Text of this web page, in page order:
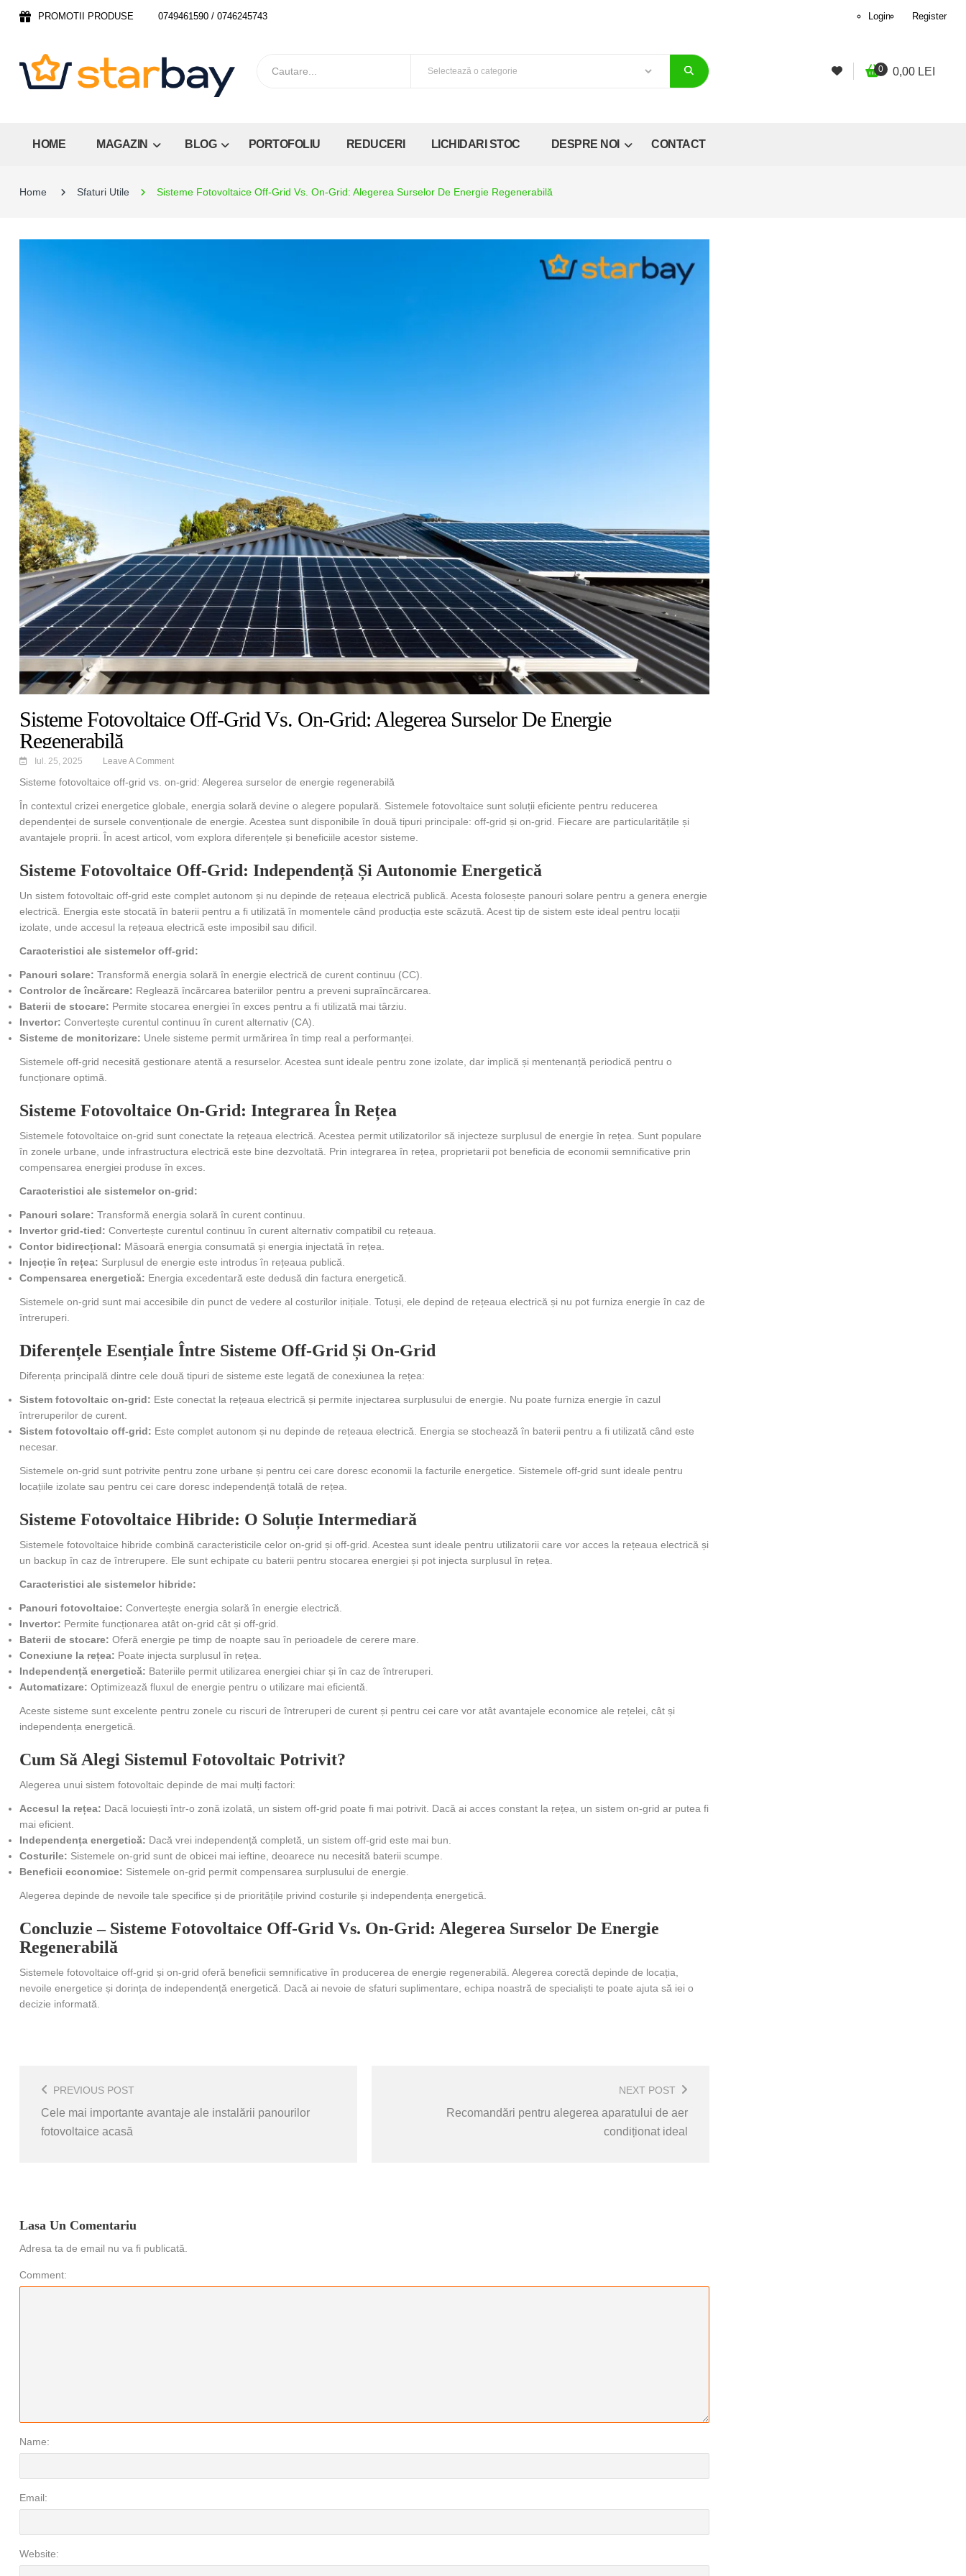
PROMOTII PRODUSE 0749461590 / 0746245743 Login Register
0 0,00 LEI
HOME MAGAZIN BLOG PORTOFOLIU REDUCERI LICHIDARI STOC DESPRE NOI CONTACT
Home Sfaturi Utile Sisteme Fotovoltaice Off-Grid Vs. On-Grid: Alegerea Surselor De Energie Regenerabilă
Sisteme Fotovoltaice Off-Grid Vs. On-Grid: Alegerea Surselor De Energie
Regenerabilă
Iul. 25, 2025 Leave A Comment
Sisteme fotovoltaice off-grid vs. on-grid: Alegerea surselor de energie regenerabilă
În contextul crizei energetice globale, energia solară devine o alegere populară. Sistemele fotovoltaice sunt soluții eficiente pentru reducerea
dependenței de sursele convenționale de energie. Acestea sunt disponibile în două tipuri principale: off-grid și on-grid. Fiecare are particularitățile și
avantajele proprii. În acest articol, vom explora diferențele și beneficiile acestor sisteme.
Sisteme Fotovoltaice Off-Grid: Independență Și Autonomie Energetică
Un sistem fotovoltaic off-grid este complet autonom și nu depinde de rețeaua electrică publică. Acesta folosește panouri solare pentru a genera energie
electrică. Energia este stocată în baterii pentru a fi utilizată în momentele când producția este scăzută. Acest tip de sistem este ideal pentru locații
izolate, unde accesul la rețeaua electrică este imposibil sau dificil.
Caracteristici ale sistemelor off-grid:
Panouri solare: Transformă energia solară în energie electrică de curent continuu (CC).
Controlor de încărcare: Reglează încărcarea bateriilor pentru a preveni supraîncărcarea.
Baterii de stocare: Permite stocarea energiei în exces pentru a fi utilizată mai târziu.
Invertor: Convertește curentul continuu în curent alternativ (CA).
Sisteme de monitorizare: Unele sisteme permit urmărirea în timp real a performanței.
Sistemele off-grid necesită gestionare atentă a resurselor. Acestea sunt ideale pentru zone izolate, dar implică și mentenanță periodică pentru o
funcționare optimă.
Sisteme Fotovoltaice On-Grid: Integrarea În Rețea
Sistemele fotovoltaice on-grid sunt conectate la rețeaua electrică. Acestea permit utilizatorilor să injecteze surplusul de energie în rețea. Sunt populare
în zonele urbane, unde infrastructura electrică este bine dezvoltată. Prin integrarea în rețea, proprietarii pot beneficia de economii semnificative prin
compensarea energiei produse în exces.
Caracteristici ale sistemelor on-grid:
Panouri solare: Transformă energia solară în curent continuu.
Invertor grid-tied: Convertește curentul continuu în curent alternativ compatibil cu rețeaua.
Contor bidirecțional: Măsoară energia consumată și energia injectată în rețea.
Injecție în rețea: Surplusul de energie este introdus în rețeaua publică.
Compensarea energetică: Energia excedentară este dedusă din factura energetică.
Sistemele on-grid sunt mai accesibile din punct de vedere al costurilor inițiale. Totuși, ele depind de rețeaua electrică și nu pot furniza energie în caz de
întreruperi.
Diferențele Esențiale Între Sisteme Off-Grid Și On-Grid
Diferența principală dintre cele două tipuri de sisteme este legată de conexiunea la rețea:
Sistem fotovoltaic on-grid: Este conectat la rețeaua electrică și permite injectarea surplusului de energie. Nu poate furniza energie în cazul
întreruperilor de curent.
Sistem fotovoltaic off-grid: Este complet autonom și nu depinde de rețeaua electrică. Energia se stochează în baterii pentru a fi utilizată când este
necesar.
Sistemele on-grid sunt potrivite pentru zone urbane și pentru cei care doresc economii la facturile energetice. Sistemele off-grid sunt ideale pentru
locațiile izolate sau pentru cei care doresc independență totală de rețea.
Sisteme Fotovoltaice Hibride: O Soluție Intermediară
Sistemele fotovoltaice hibride combină caracteristicile celor on-grid și off-grid. Acestea sunt ideale pentru utilizatorii care vor acces la rețeaua electrică și
un backup în caz de întrerupere. Ele sunt echipate cu baterii pentru stocarea energiei și pot injecta surplusul în rețea.
Caracteristici ale sistemelor hibride:
Panouri fotovoltaice: Convertește energia solară în energie electrică.
Invertor: Permite funcționarea atât on-grid cât și off-grid.
Baterii de stocare: Oferă energie pe timp de noapte sau în perioadele de cerere mare.
Conexiune la rețea: Poate injecta surplusul în rețea.
Independență energetică: Bateriile permit utilizarea energiei chiar și în caz de întreruperi.
Automatizare: Optimizează fluxul de energie pentru o utilizare mai eficientă.
Aceste sisteme sunt excelente pentru zonele cu riscuri de întreruperi de curent și pentru cei care vor atât avantajele economice ale rețelei, cât și
independența energetică.
Cum Să Alegi Sistemul Fotovoltaic Potrivit?
Alegerea unui sistem fotovoltaic depinde de mai mulți factori:
Accesul la rețea: Dacă locuiești într-o zonă izolată, un sistem off-grid poate fi mai potrivit. Dacă ai acces constant la rețea, un sistem on-grid ar putea fi
mai eficient.
Independența energetică: Dacă vrei independență completă, un sistem off-grid este mai bun.
Costurile: Sistemele on-grid sunt de obicei mai ieftine, deoarece nu necesită baterii scumpe.
Beneficii economice: Sistemele on-grid permit compensarea surplusului de energie.
Alegerea depinde de nevoile tale specifice și de prioritățile privind costurile și independența energetică.
Concluzie – Sisteme Fotovoltaice Off-Grid Vs. On-Grid: Alegerea Surselor De Energie
Regenerabilă
Sistemele fotovoltaice off-grid și on-grid oferă beneficii semnificative în producerea de energie regenerabilă. Alegerea corectă depinde de locația,
nevoile energetice și dorința de independență energetică. Dacă ai nevoie de sfaturi suplimentare, echipa noastră de specialiști te poate ajuta să iei o
decizie informată.
Navigation
PREVIOUS POST
Cele mai importante avantaje ale instalării panourilor
fotovoltaice acasă
NEXT POST
Recomandări pentru alegerea aparatului de aer
condiționat ideal
Lasa Un Comentariu
Adresa ta de email nu va fi publicată.
Comment:
Name:
Email:
Website: